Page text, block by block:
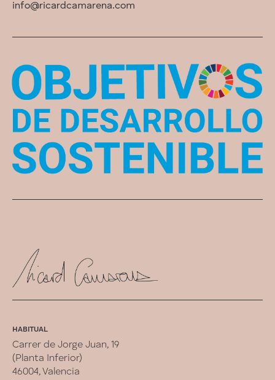
info@ricardcamarena.com
HABITUAL
Carrer de Jorge Juan, 19
(Planta Inferior)
46004, Valencia